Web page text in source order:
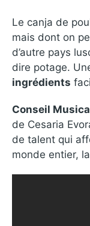
Le canja de
mais dont on
d’autre pays
dire potage.
ingrédients
Conseil
de Cesaria
de talent qui
monde entier,